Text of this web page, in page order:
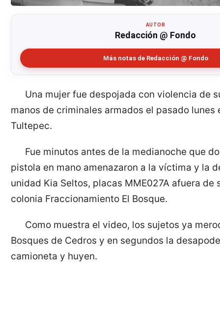
AUTOR
Redacción @ Fondo
Más notas de Redacción @ Fondo
Una mujer fue despojada con violencia de
manos de criminales armados el pasado lunes
Tultepec.
Fue minutos antes de la medianoche que
pistola en mano amenazaron a la víctima y la
unidad Kia Seltos, placas MME027A afuera de
colonia Fraccionamiento El Bosque.
Como muestra el video, los sujetos ya
Bosques de Cedros y en segundos la
camioneta y huyen.